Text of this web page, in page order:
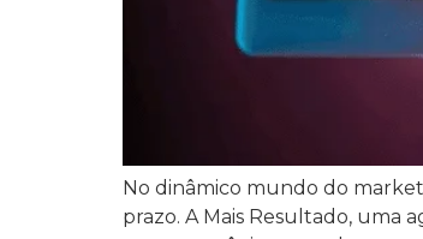
No dinâmico mundo do
prazo. A Mais Resultado,